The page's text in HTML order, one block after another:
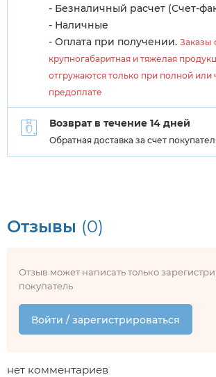
- Безналичный расчет (Счет-
- Наличные
- Оплата при получении. Заказы
крупногабаритная и тяжелая
отгружаются только при полной или
предоплате
Возврат в течение 14 дней
Обратная доставка за счет
Отзывы (0)
Отзыв может написать только
покупатель
Войти / зарегистрироваться
нет комментариев